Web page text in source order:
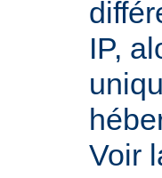
IP,
Voir